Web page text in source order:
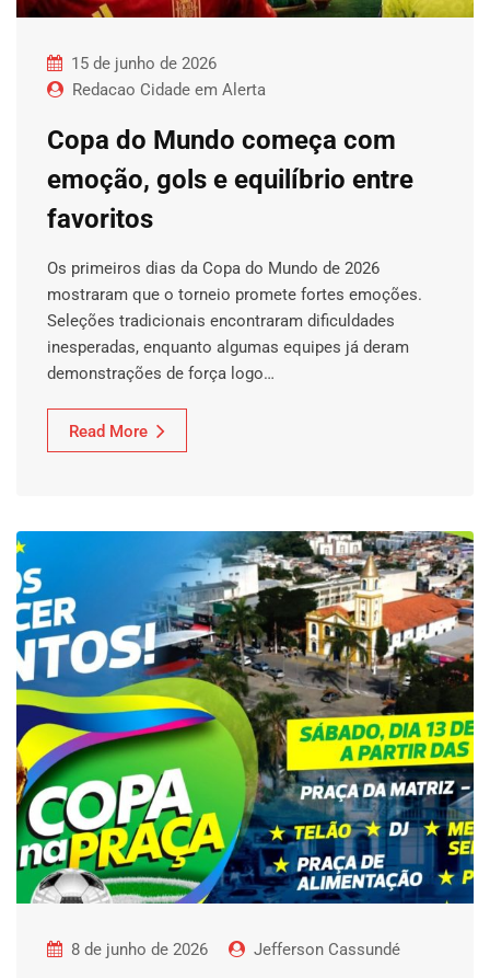
15 de junho de 2026
Redacao Cidade em Alerta
Copa do Mundo começa com
emoção, gols e equilíbrio entre
favoritos
Os primeiros dias da Copa do Mundo de 2026
mostraram que o torneio promete fortes emoções.
Seleções tradicionais encontraram dificuldades
inesperadas, enquanto algumas equipes já deram
demonstrações de força logo…
Read More
8 de junho de 2026 Jefferson Cassundé